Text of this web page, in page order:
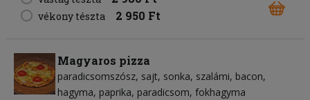
vékony tészta 2 950 Ft
Magyaros pizza
paradicsomszósz sajt sonka szalámi bacon
hagyma paprika paradicsom fokhagyma